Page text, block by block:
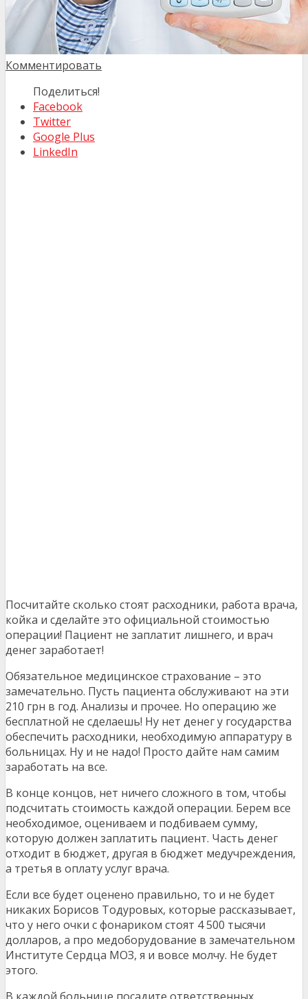
Комментировать
Поделиться!
Facebook
Twitter
Google Plus
LinkedIn
Посчитайте сколько стоят расходники, работа врача,
койка и сделайте это официальной стоимостью
операции! Пациент не заплатит лишнего, и врач
денег заработает!
Обязательное медицинское страхование – это
замечательно. Пусть пациента обслуживают на эти
210 грн в год. Анализы и прочее. Но операцию же
бесплатной не сделаешь! Ну нет денег у государства
обеспечить расходники, необходимую аппаратуру в
больницах. Ну и не надо! Просто дайте нам самим
заработать на все.
В конце концов, нет ничего сложного в том, чтобы
подсчитать стоимость каждой операции. Берем все
необходимое, оцениваем и подбиваем сумму,
которую должен заплатить пациент. Часть денег
отходит в бюджет, другая в бюджет медучреждения,
а третья в оплату услуг врача.
Если все будет оценено правильно, то и не будет
никаких Борисов Тодуровых, которые рассказывает,
что у него очки с фонариком стоят 4 500 тысячи
долларов, а про медоборудование в замечательном
Институте Сердца МОЗ, я и вовсе молчу. Не будет
этого.